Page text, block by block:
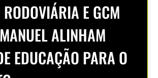
E GCM
ALINHAM
EDUCAÇÃO PARA O